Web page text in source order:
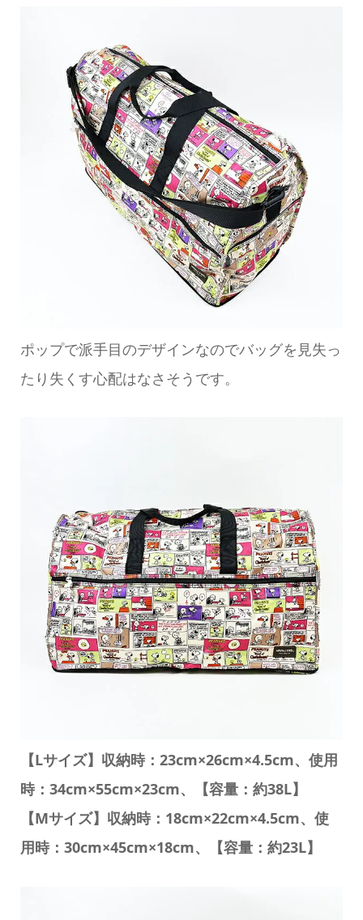
ポップで派手目のデザインなのでバッグを見失っ
たり失くす心配はなさそうです。
【Lサイズ】収納時：23cm×26cm×4.5cm、使用
時：34cm×55cm×23cm、【容量：約38L】
【Mサイズ】収納時：18cm×22cm×4.5cm、使
用時：30cm×45cm×18cm、【容量：約23L】